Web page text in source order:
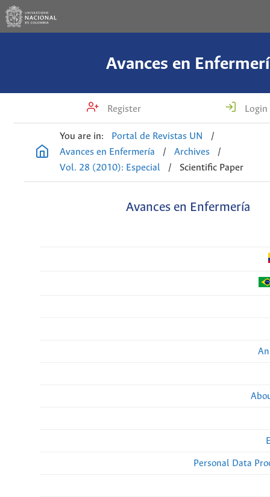
Avances en
Register Login
You are in: Portal de Revistas UN
/
Avances en Enfermería
/ Archives
/
Vol. 28 (2010): Especial
/ Scientific Paper
Avances en Enfermería
Personal Data